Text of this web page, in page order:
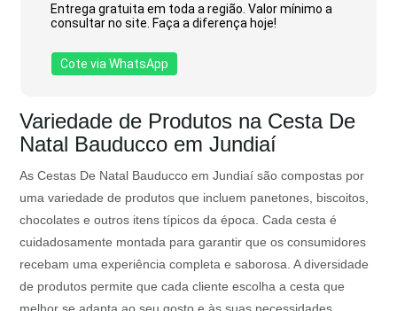
Entrega gratuita em toda a região. Valor mínimo a
consultar no site. Faça a diferença hoje!
Cote via WhatsApp
Variedade de Produtos na Cesta De
Natal Bauducco em Jundiaí
As Cestas De Natal Bauducco em Jundiaí são compostas por
uma variedade de produtos que incluem panetones, biscoitos,
chocolates e outros itens típicos da época. Cada cesta é
cuidadosamente montada para garantir que os consumidores
recebam uma experiência completa e saborosa. A diversidade
de produtos permite que cada cliente escolha a cesta que